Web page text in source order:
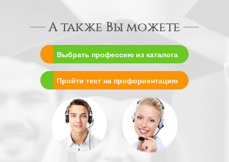
А также Вы можете
Выбрать профессию из каталога
Пройти тест на профориентацию